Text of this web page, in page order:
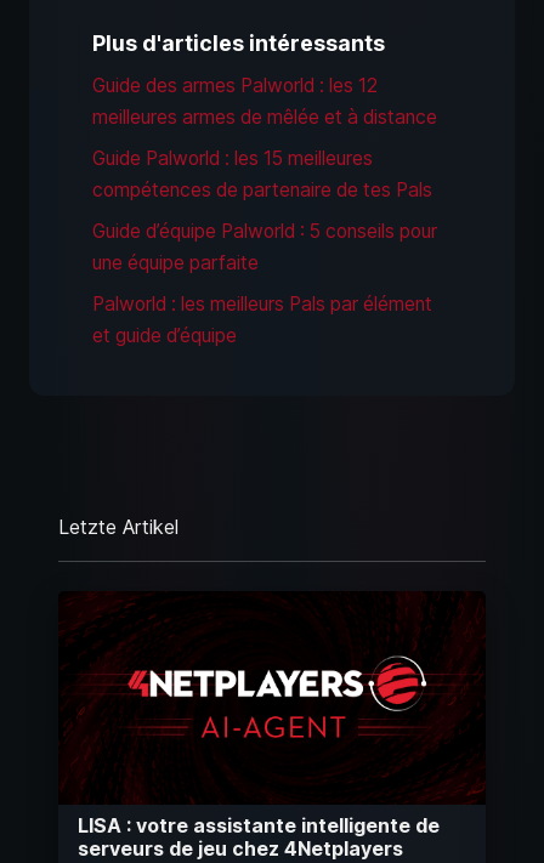
Plus d'articles intéressants
Guide des armes Palworld : les 12
meilleures armes de mêlée et à distance
Guide Palworld : les 15 meilleures
compétences de partenaire de tes Pals
Guide d’équipe Palworld : 5 conseils pour
une équipe parfaite
Palworld : les meilleurs Pals par élément
et guide d’équipe
Letzte Artikel
LISA : votre assistante intelligente de
serveurs de jeu chez 4Netplayers